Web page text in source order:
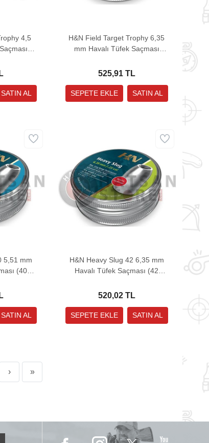
4,5
H&N Field Target Trophy 6,35
mm Havalı Tüfek Saçması
525,91 TL
5,51 mm
(40
H&N Heavy Slug 42 6,35 mm
Havalı Tüfek Saçması (42
520,02 TL
› »